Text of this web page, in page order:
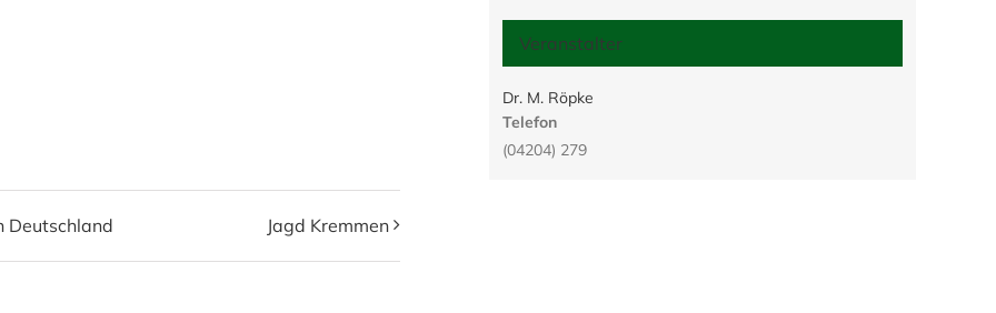
Deutschland Jagd Kremmen
Veranstalter
Dr. M. Röpke
Telefon
(04204) 279‬